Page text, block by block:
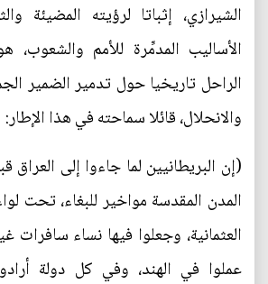
الشيرازي، إثباتا لرؤيته المضيئة
الأساليب المدمِّرة للأمم والشعوب،
الراحل تاريخيا حول تدمير الضمير
والانحلال، قائلا سماحته في هذا الإطار:
(إن البريطانيين لما جاءوا إلى
المدن المقدسة مواخير للبغاء، تحت
العثمانية، وجعلوا فيها نساء سافرات
عملوا في الهند، وفي كل دولة